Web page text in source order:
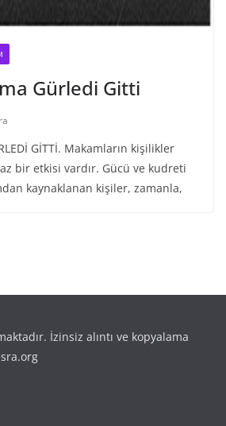
Gürledi Gitti
GİTTİ. Makamların kişilikler
bir etkisi vardır. Gücü ve kudreti
kaynaklanan kişiler, zamanla,
İzinsiz alıntı ve kopyalama